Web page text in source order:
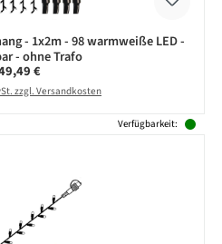
- 1x2m - 98 warmweiße LED -
- ohne Trafo
Preis:
€
zzgl. Versandkosten
Verfügbarkeit: